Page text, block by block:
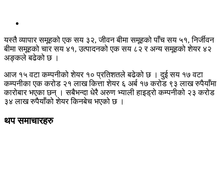
यस्तै व्यापार समूहको एक सय ३२, जीवन बीमा समूहको पाँच सय ५१, निर्जीवन
बीमा समूहको चार सय ४१, उत्पादनको एक सय ८२ र अन्य समूहको शेयर ४२
अङ्कले बढेको छ ।
आज १५ वटा कम्पनीको शेयर १० प्रतिशतले बढेको छ । दुई सय १७ वटा
कम्पनीका एक करोड २१ लाख कित्ता शेयर ६ अर्ब १७ करोड ९३ लाख रुपैयाँमा
कारोबार भएका छन् । सबैभन्दा धेरै अरुण भ्याली हाइड्रो कम्पनीको २३ करोड
३४ लाख रुपैयाँको शेयर किनबेच भएको छ ।
थप समाचारहरु